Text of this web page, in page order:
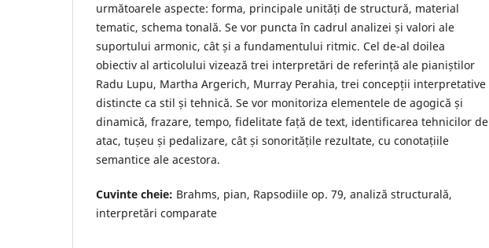
următoarele aspecte: forma, principale unități de structură, material
tematic, schema tonală. Se vor puncta în cadrul analizei și valori ale
suportului armonic, cât și a fundamentului ritmic. Cel de-al doilea
obiectiv al articolului vizează trei interpretări de referință ale pianiștilor
Radu Lupu, Martha Argerich, Murray Perahia, trei concepții interpretative
distincte ca stil și tehnică. Se vor monitoriza elementele de agogică și
dinamică, frazare, tempo, fidelitate față de text, identificarea tehnicilor de
atac, tușeu și pedalizare, cât și sonoritățile rezultate, cu conotațiile
semantice ale acestora.
Cuvinte cheie: Brahms, pian, Rapsodiile op. 79, analiză structurală,
interpretări comparate